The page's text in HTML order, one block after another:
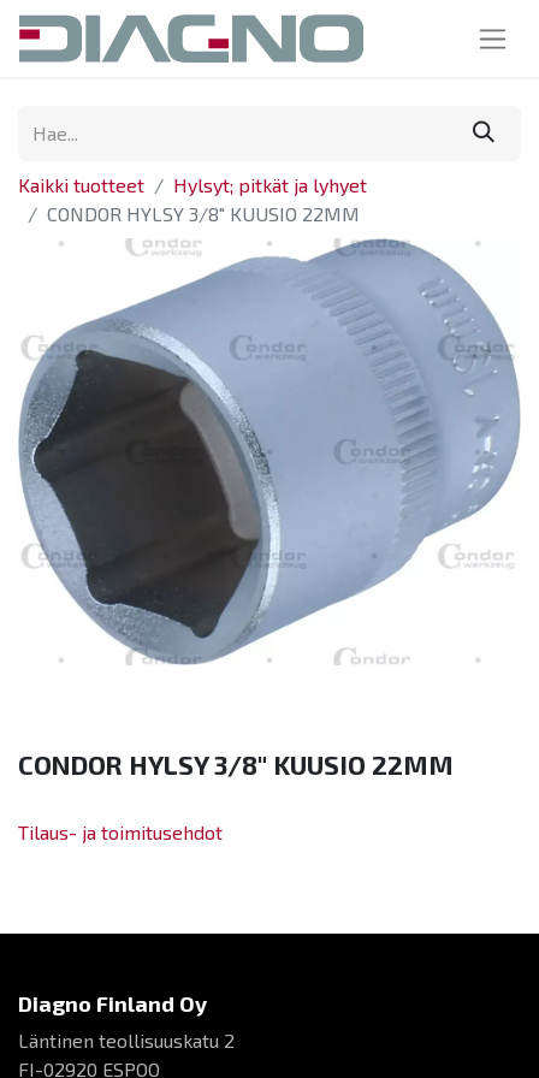
Kaikki tuotteet
Hylsyt; pitkät ja lyhyet
CONDOR HYLSY 3/8" KUUSIO 22MM
CONDOR HYLSY 3/8" KUUSIO 22MM
Tilaus- ja toimitusehdot
Diagno Finland Oy
Läntinen teollisuuskatu 2
FI-02920 ESPOO